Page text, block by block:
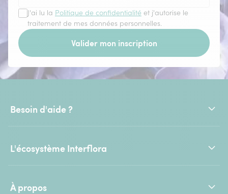
J'ai lu la Politique de confidentialité et j'autorise le
traitement de mes données personnelles.
Valider mon inscription
Besoin d'aide ?
L'écosystème Interflora
À propos